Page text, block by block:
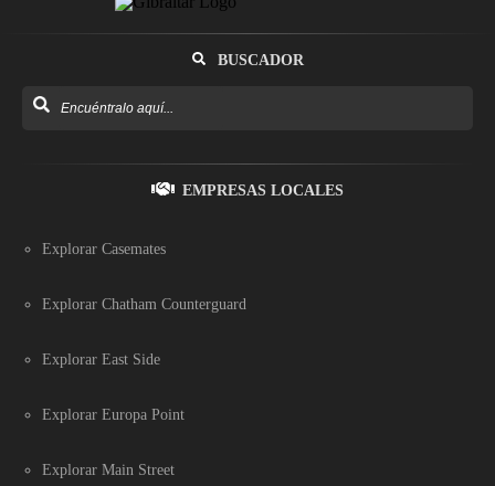
BUSCADOR
EMPRESAS LOCALES
Explorar Casemates
Explorar Chatham Counterguard
Explorar East Side
Explorar Europa Point
Explorar Main Street